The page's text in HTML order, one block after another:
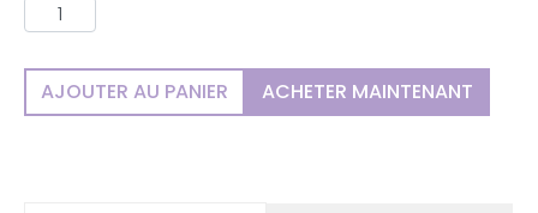
AJOUTER AU PANIER ACHETER MAINTENANT